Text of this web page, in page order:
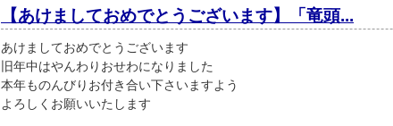
【あけましておめでとうございます】「竜頭...
あけましておめでとうございます
旧年中はやんわりおせわになりました
本年ものんびりお付き合い下さいますよう
よろしくお願いいたします